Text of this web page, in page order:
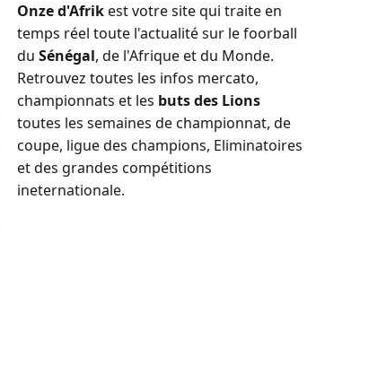
Onze d'Afrikest votre site qui traite en
temps réel toute l'actualité sur le foorball
du Sénégal, de l'Afrique et du Monde.
Retrouvez toutes les infos mercato,
championnats et les buts des Lions
toutes les semaines de championnat, de
coupe, ligue des champions, Eliminatoires
et des grandes compétitions
ineternationale.